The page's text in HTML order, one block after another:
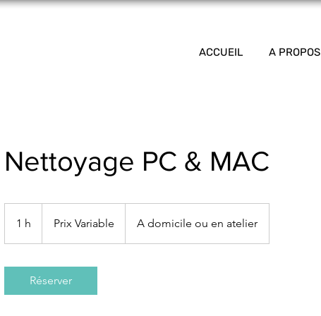
ACCUEIL A PROPOS
Nettoyage PC & MAC
1 h Prix Variable A domicile ou en atelier
Réserver